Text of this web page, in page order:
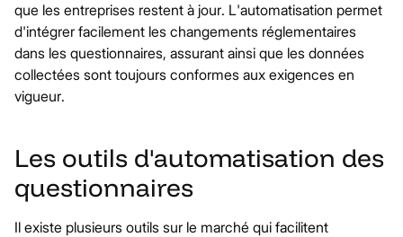
que les entreprises restent à jour. L'automatisation permet
d'intégrer facilement les changements réglementaires
dans les questionnaires, assurant ainsi que les données
collectées sont toujours conformes aux exigences en
vigueur.
Les outils d'automatisation des
questionnaires
Il existe plusieurs outils sur le marché qui facilitent